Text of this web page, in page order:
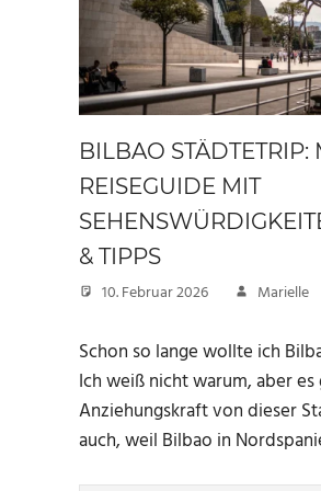
BILBAO STÄDTETRIP:
REISEGUIDE MIT
& TIPPS
10. Februar 2026 Marielle
Schon so lange wollte ich
Ich weiß nicht warum, aber
Anziehungskraft von dieser
auch, weil Bilbao in